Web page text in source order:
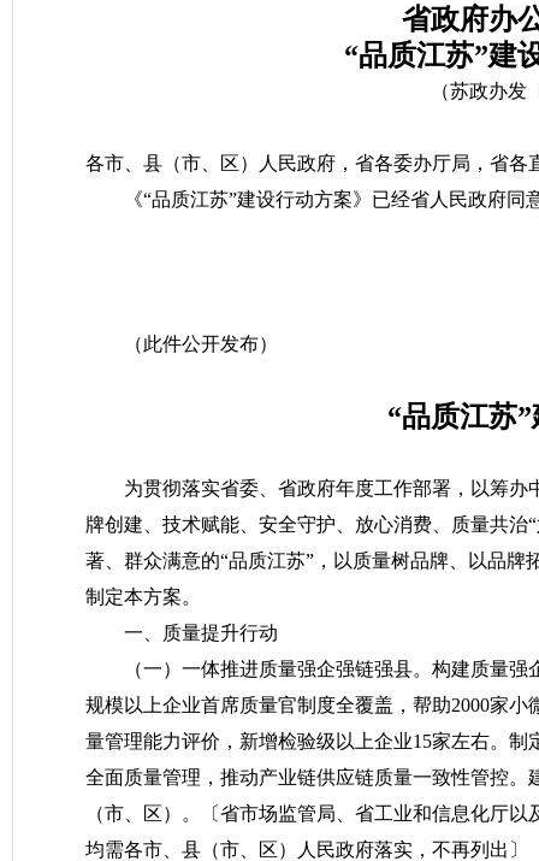
省政府办
“品质江苏”建
（苏政办发
各市、县（市、区）人民政府，省各委办厅局，省各
《“品质江苏”建设行动方案》已经省人民政府
（此件公开发布）
“品质江苏
为贯彻落实省委、省政府年度工作部署，以筹
牌创建、技术赋能、安全守护、放心消费、质量共
著、群众满意的“品质江苏”，以质量树品牌、以品
制定本方案。
一、质量提升行动
（一）一体推进质量强企强链强县。 构建质量强
规模以上企业首席质量官制度全覆盖，帮助2000家
量管理能力评价，新增检验级以上企业15家左右。
全面质量管理，推动产业链供应链质量一致性管控
（市、区）。
〔省市场监管局、省工业和信息化厅
均需各市、县（市、区）人民政府落实，不再列出〕